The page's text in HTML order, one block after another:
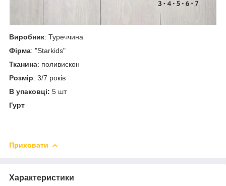
Виробник: Туреччина
Фірма: "Starkids"
Тканина: поливискон
Розмір: 3/7 років
В упаковці: 5 шт
Гурт
Приховати
Характеристики